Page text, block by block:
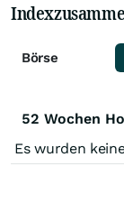
Börse
52 Wochen
Es wurden